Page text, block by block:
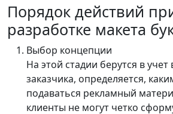
Порядок действий
разработке макета
Выбор концепции
На этой стадии берутся в
заказчика, определяется,
подаваться рекламный
клиенты не могут четко